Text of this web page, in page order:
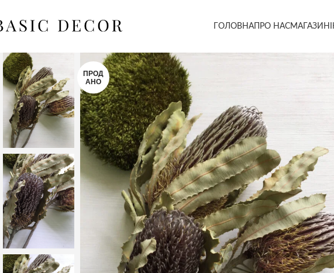
ГОЛОВНАПРО НАСМАГАЗИН
ПРОД
АНО